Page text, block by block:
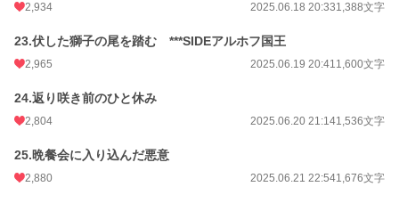
2,934 2025.06.18 20:331,388文字
23.伏した獅子の尾を踏む ***SIDEアルホフ国王
2,965 2025.06.19 20:411,600文字
24.返り咲き前のひと休み
2,804 2025.06.20 21:141,536文字
25.晩餐会に入り込んだ悪意
2,880 2025.06.21 22:541,676文字